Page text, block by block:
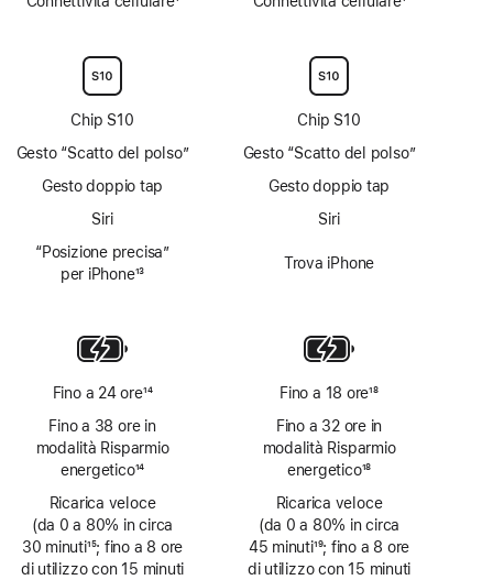
Chip S10
Gesto “Scatto del polso”
Gesto doppio tap
Siri
“Posizione precisa”
per iPhone13
Fino a 24 ore14
Fino a 38 ore in
modalità Risparmio
energetico14
Ricarica veloce
(da 0 a 80% in circa
30 minuti
Nota
15; fino a 8 ore
di utilizzo con 15 minuti
Chip S10
Gesto “Scatto del polso”
Gesto doppio tap
Siri
Trova iPhone
Fino a 18 ore18
Fino a 32 ore in
modalità Risparmio
energetico18
Ricarica veloce
(da 0 a 80% in circa
45 minuti
Nota
19; fino a 8 ore
di utilizzo con 15 minuti